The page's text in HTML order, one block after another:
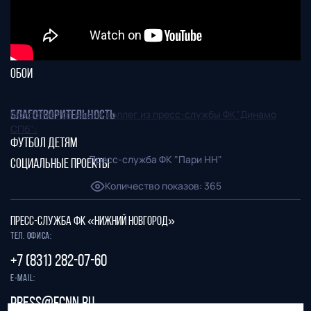
Фотоотчёт от наших коллег из пресс-службы ФК"Динамо
СПб":
Пресс-служба ФК "Пари НН"
Количество показов: 365
КЛУБНОЕ ТВ
ФОТОГАЛЕРЕЯ
ОБОИ
СТАДИОНЕ
БЛАГОТВОРИТЕЛЬНОСТЬ
ФУТБОЛ ДЕТЯМ
СОЦИАЛЬНЫЕ ПРОЕКТЫ
ПРЕСС-СЛУЖБА ФК «НИЖНИЙ НОВГОРОД»
Тел. офиса:
+7 (831) 282-07-60
E-mail:
press@fcnn.ru